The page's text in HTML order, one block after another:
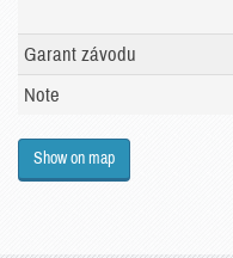
Garant závodu
Note
Show on map